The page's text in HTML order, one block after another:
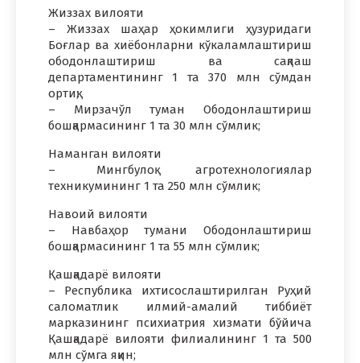
Жиззах вилояти
– Жиззах шаҳар ҳокимлиги ҳузуридаги
Боғлар ва хиёбонларни кўкаламлаштириш
ободонлаштириш ва сақлаш
департаментининг 1 та 370 млн сўмдан
ортиқ;
– Мирзачўл туман Ободонлаштириш
бошқармасининг 1 та 30 млн сўмлик;
Наманган вилояти
– Мингбулоқ агротехнологиялар
техникумининг 1 та 250 млн сўмлик;
Навоий вилояти
– Навбаҳор тумани Ободонлаштириш
бошқармасининг 1 та 55 млн сўмлик;
Қашқадарё вилояти
– Республика ихтисослаштирилган Руҳий
саломатлик илмий-амалий тиббиёт
марказининг психиатрия хизмати бўйича
Қашқадарё вилояти филиалининг 1 та 500
млн сўмга яқин;